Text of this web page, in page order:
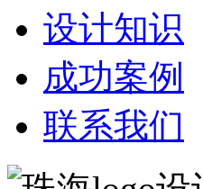
设计知识
成功案例
联系我们